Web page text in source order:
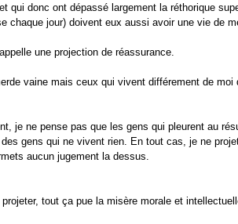
qui donc ont dépassé largement la réthorique
chaque jour) doivent eux aussi avoir une vie de
une projection de réassurance.
vaine mais ceux qui vivent différement de moi
je ne pense pas que les gens qui pleurent au
gens qui ne vivent rien. En tout cas, je ne
aucun jugement la dessus.
tout ça pue la misère morale et